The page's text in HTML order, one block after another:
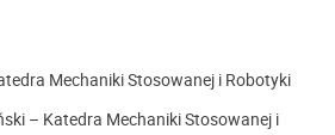
Mechaniki Stosowanej i Robotyki
– Katedra Mechaniki Stosowanej i